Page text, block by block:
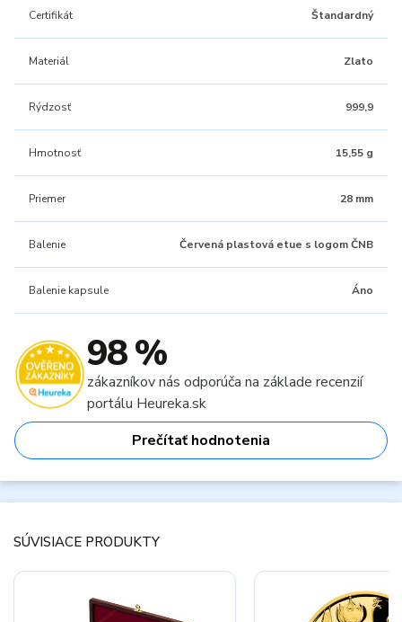
Certifikát Štandardný
Materiál Zlato
Rýdzosť 999,9
Hmotnosť 15,55 g
Priemer 28 mm
Balenie Červená plastová etue s logom ČNB
Balenie kapsule Áno
98 %
zákazníkov nás odporúča na základe recenzií
portálu Heureka.sk
Prečítať hodnotenia
SÚVISIACE PRODUKTY